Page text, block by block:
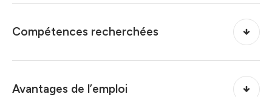
Compétences recherchées
Avantages de l’emploi